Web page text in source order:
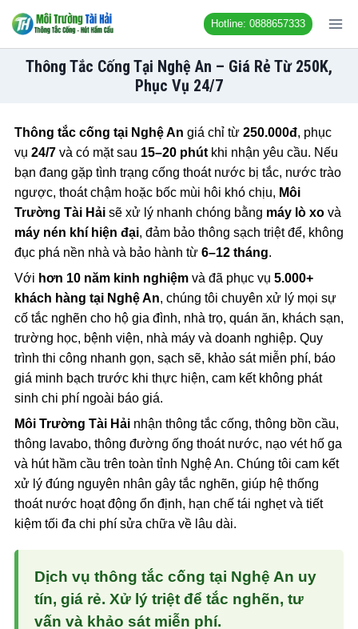
đến
nội
Hotline: 0888657333
Thông Tắc Cống Tại Nghệ An – Giá Rẻ Từ 250K,
Phục Vụ 24/7
Thông tắc cống tại Nghệ An giá chỉ từ 250.000đ, phục
vụ 24/7 và có mặt sau 15–20 phút khi nhận yêu cầu. Nếu
bạn đang gặp tình trạng cống thoát nước bị tắc, nước trào
ngược, thoát chậm hoặc bốc mùi hôi khó chịu, Môi
Trường Tài Hải sẽ xử lý nhanh chóng bằng máy lò xo và
máy nén khí hiện đại, đảm bảo thông sạch triệt để, không
đục phá nền nhà và bảo hành từ 6–12 tháng.
Với hơn 10 năm kinh nghiệm và đã phục vụ 5.000+
khách hàng tại Nghệ An, chúng tôi chuyên xử lý mọi sự
cố tắc nghẽn cho hộ gia đình, nhà trọ, quán ăn, khách sạn,
trường học, bệnh viện, nhà máy và doanh nghiệp. Quy
trình thi công nhanh gọn, sạch sẽ, khảo sát miễn phí, báo
giá minh bạch trước khi thực hiện, cam kết không phát
sinh chi phí ngoài báo giá.
Môi Trường Tài Hải nhận thông tắc cống, thông bồn cầu,
thông lavabo, thông đường ống thoát nước, nạo vét hố ga
và hút hầm cầu trên toàn tỉnh Nghệ An. Chúng tôi cam kết
xử lý đúng nguyên nhân gây tắc nghẽn, giúp hệ thống
thoát nước hoạt động ổn định, hạn chế tái nghẹt và tiết
kiệm tối đa chi phí sửa chữa về lâu dài.
Dịch vụ thông tắc cống tại Nghệ An uy
tín, giá rẻ. Xử lý triệt để tắc nghẽn, tư
vấn và khảo sát miễn phí.